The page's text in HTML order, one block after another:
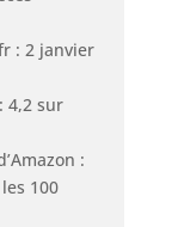
: 2 janvier
4,2 sur
:
100